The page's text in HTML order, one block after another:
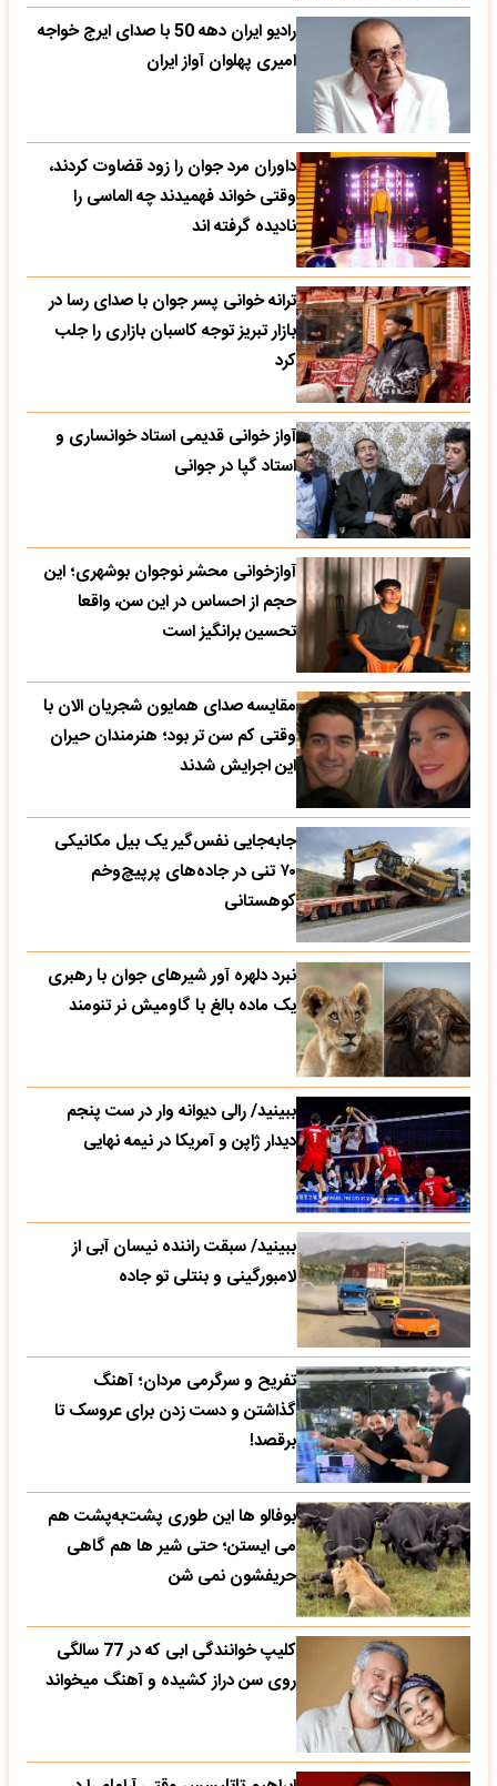
رادیو ایران دهه 50 با صدای ایرج خواجه
امیری پهلوان آواز ایران
داوران مرد جوان را زود قضاوت کردند،
وقتی خواند فهمیدند چه الماسی را
نادیده گرفته اند
ترانه خوانی پسر جوان با صدای رسا در
بازار تبریز توجه کاسبان بازاری را جلب
کرد
آواز خوانی قدیمی استاد خوانساری و
استاد گپا در جوانی
آوازخوانی محشر نوجوان بوشهری؛ این
حجم از احساس در این سن، واقعا
تحسین‌ برانگیز است
مقایسه صدای همایون شجریان الان با
وقتی کم سن تر بود؛ هنرمندان حیران
این اجرایش شدند
جابه‌جایی نفس‌گیر یک بیل مکانیکی
۷۰ تنی در جاده‌های پرپیچ‌وخم
کوهستانی
نبرد دلهره آور شیرهای جوان با رهبری
یک ماده بالغ با گاومیش نر تنومند
ببینید/ رالی دیوانه وار در ست پنجم
دیدار ژاپن و آمریکا در نیمه نهایی
ببینید/ سبقت راننده نیسان آبی از
لامبورگینی و بنتلی تو جاده
تفریح و سرگرمی مردان؛ آهنگ
گذاشتن و دست زدن برای عروسک تا
برقصد!
بوفالو ها این‌ طوری پشت‌به‌پشت هم
می‌ ایستن؛ حتی شیر ها هم گاهی
حریفشون نمی‌ شن
کلیپ خوانندگی ابی که در 77 سالگی
روی سن دراز کشیده و آهنگ میخواند